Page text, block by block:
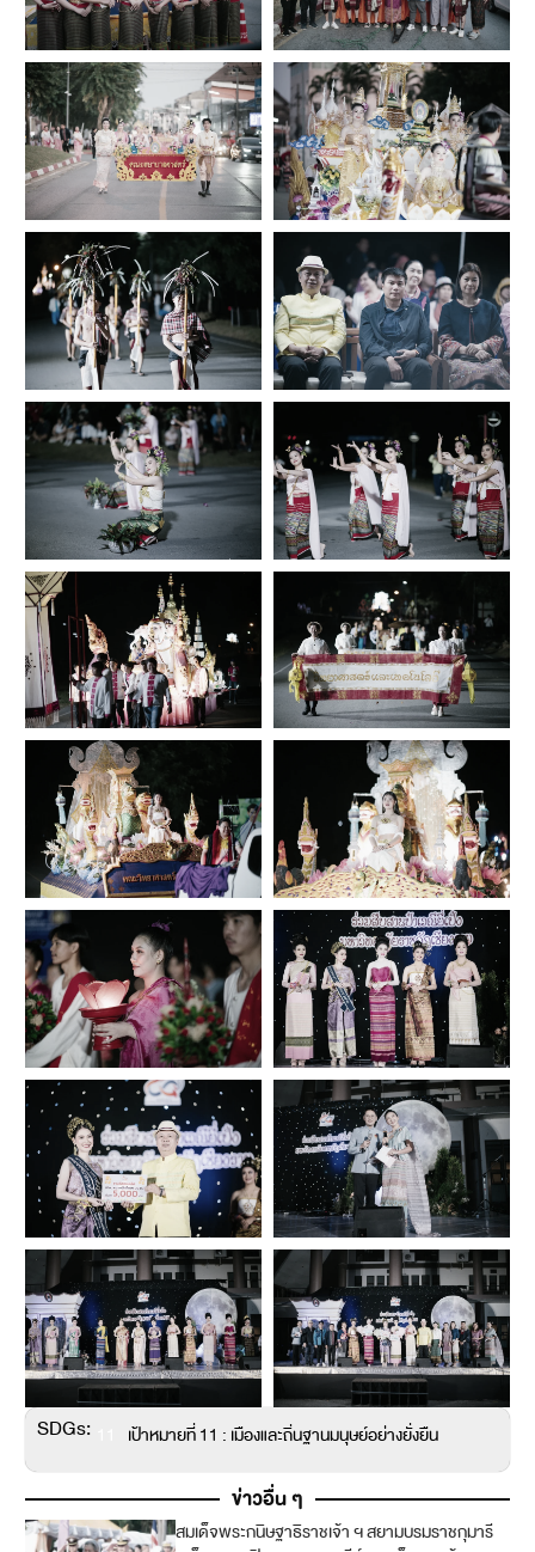
SDGs: เป้าหมายที่ 11 : เมืองและถิ่นฐานมนุษย์อย่างยั่งยืน
ข่าวอื่น ๆ
สมเด็จพระกนิษฐาธิราชเจ้า ฯ สยามบรมราชกุมารี